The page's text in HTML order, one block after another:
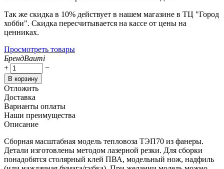
Так же скидка в 10% действует в нашем магазине в ТЦ "Город
хобби". Скидка пересчитывается на кассе от цены на
ценниках.
Просмотреть товары
БрендBaumi
+
−
В корзину
Отложить
Доставка
Варианты оплаты
Наши преимущества
Описание
Сборная масштабная модель тепловоза ТЭП70 из фанеры.
Детали изготовлены методом лазерной резки. Для сборки
понадобятся столярный клей ПВА, модельный нож, надфиль